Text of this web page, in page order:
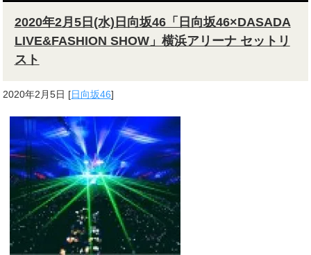
2020年2月5日(水)日向坂46「日向坂46×DASADA
LIVE&FASHION SHOW」横浜アリーナ セットリ
スト
2020年2月5日 [日向坂46]